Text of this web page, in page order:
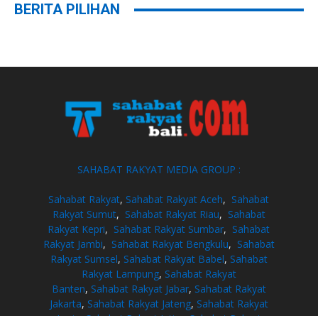
BERITA PILIHAN
SAHABAT RAKYAT MEDIA GROUP :
Sahabat Rakyat, Sahabat Rakyat Aceh, Sahabat
Rakyat Sumut, Sahabat Rakyat Riau, Sahabat
Rakyat Kepri, Sahabat Rakyat Sumbar, Sahabat
Rakyat Jambi, Sahabat Rakyat Bengkulu, Sahabat
Rakyat Sumsel, Sahabat Rakyat Babel, Sahabat
Rakyat Lampung, Sahabat Rakyat
Banten, Sahabat Rakyat Jabar, Sahabat Rakyat
Jakarta, Sahabat Rakyat Jateng, Sahabat Rakyat